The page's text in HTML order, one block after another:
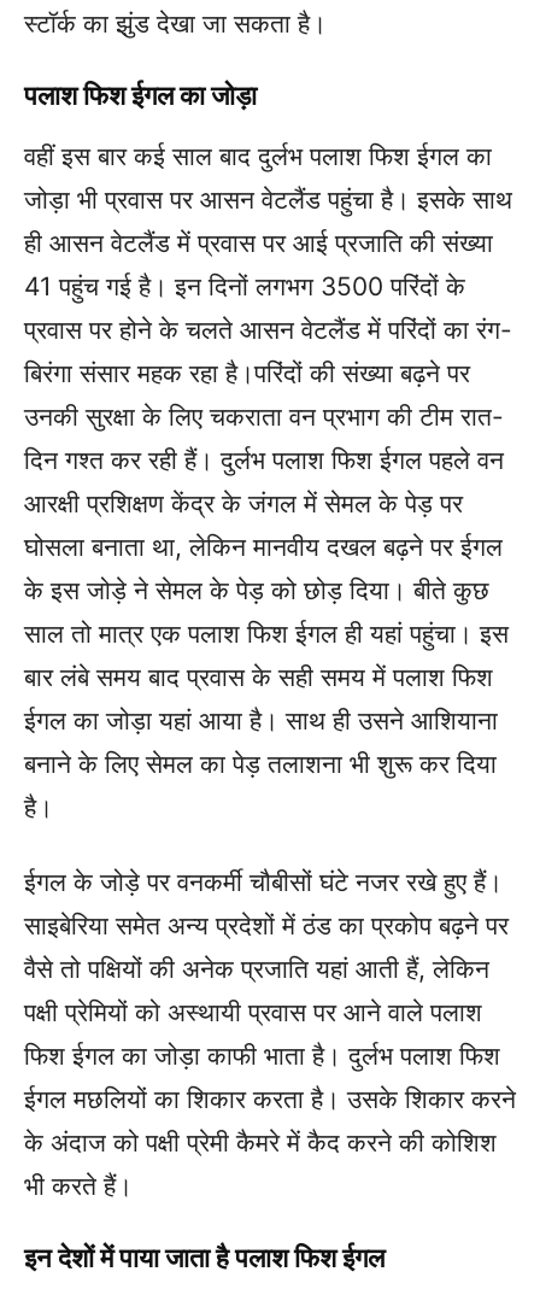
स्टॉर्क का झुंड देखा जा सकता है।
पलाश फिश ईगल का जोड़ा
वहीं इस बार कई साल बाद दुर्लभ पलाश फिश ईगल का
जोड़ा भी प्रवास पर आसन वेटलैंड पहुंचा है। इसके साथ
ही आसन वेटलैंड में प्रवास पर आई प्रजाति की संख्या
41 पहुंच गई है। इन दिनों लगभग 3500 परिंदों के
प्रवास पर होने के चलते आसन वेटलैंड में परिंदों का रंग-
बिरंगा संसार महक रहा है।परिंदों की संख्या बढ़ने पर
उनकी सुरक्षा के लिए चकराता वन प्रभाग की टीम रात-
दिन गश्त कर रही हैं। दुर्लभ पलाश फिश ईगल पहले वन
आरक्षी प्रशिक्षण केंद्र के जंगल में सेमल के पेड़ पर
घोसला बनाता था, लेकिन मानवीय दखल बढ़ने पर ईगल
के इस जोड़े ने सेमल के पेड़ को छोड़ दिया। बीते कुछ
साल तो मात्र एक पलाश फिश ईगल ही यहां पहुंचा। इस
बार लंबे समय बाद प्रवास के सही समय में पलाश फिश
ईगल का जोड़ा यहां आया है। साथ ही उसने आशियाना
बनाने के लिए सेमल का पेड़ तलाशना भी शुरू कर दिया
है।
ईगल के जोड़े पर वनकर्मी चौबीसों घंटे नजर रखे हुए हैं।
साइबेरिया समेत अन्य प्रदेशों में ठंड का प्रकोप बढ़ने पर
वैसे तो पक्षियों की अनेक प्रजाति यहां आती हैं, लेकिन
पक्षी प्रेमियों को अस्थायी प्रवास पर आने वाले पलाश
फिश ईगल का जोड़ा काफी भाता है। दुर्लभ पलाश फिश
ईगल मछलियों का शिकार करता है। उसके शिकार करने
के अंदाज को पक्षी प्रेमी कैमरे में कैद करने की कोशिश
भी करते हैं।
इन देशों में पाया जाता है पलाश फिश ईगल